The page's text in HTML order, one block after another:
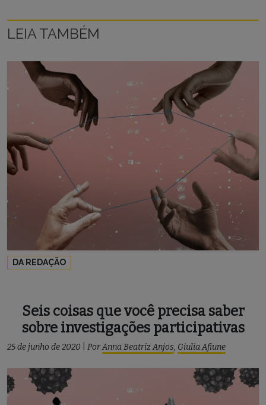
LEIA TAMBÉM
DA REDAÇÃO
Seis coisas que você precisa saber
sobre investigações participativas
25 de junho de 2020 PorAnna Beatriz Anjos, Giulia Afiune